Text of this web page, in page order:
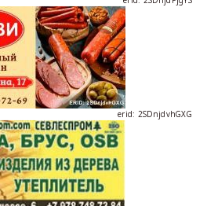
erid: 2SDnjdvhGXG